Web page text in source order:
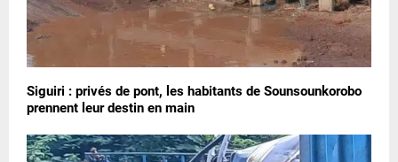
Siguiri : privés de pont, les habitants de Sounsounkorobo
prennent leur destin en main